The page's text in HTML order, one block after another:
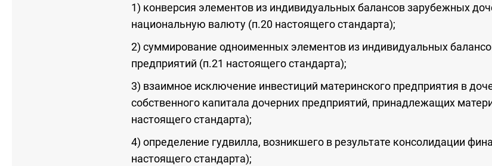
1) конверсия элементов из индивидуальных балансов зарубежных
национальную валюту (п.20 настоящего стандарта);
2) суммирование одноименных элементов из индивидуальных
предприятий (п.21 настоящего стандарта);
3) взаимное исключение инвестиций материнского предприятия в
собственного капитала дочерних предприятий, принадлежащих
настоящего стандарта);
4) определение гудвилла, возникшего в результате консолидации
настоящего стандарта);